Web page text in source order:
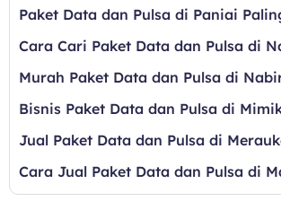
Paket Data dan Pulsa di Paniai
Cara Cari Paket Data dan Pulsa di
Murah Paket Data dan Pulsa di
Bisnis Paket Data dan Pulsa di
Jual Paket Data dan Pulsa di
Cara Jual Paket Data dan Pulsa di